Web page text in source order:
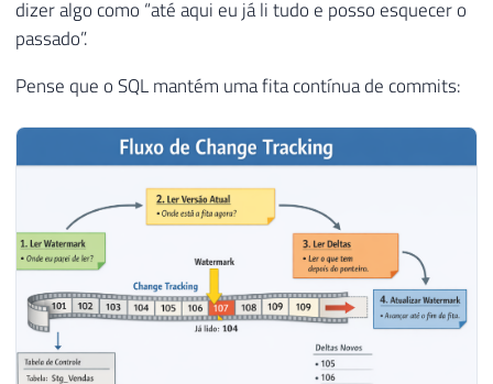
dizer algo como “até aqui eu já li tudo e posso esquecer o
passado”.
Pense que o SQL mantém uma fita contínua de commits: